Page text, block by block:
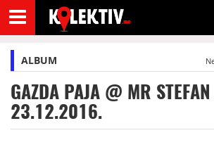
ALBUM
GAZDA PAJA @ MR
23.12.2016.